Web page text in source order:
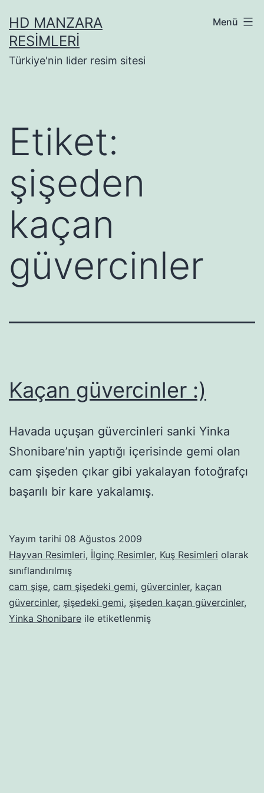
geçHD MANZARA
RESIMLERI
Türkiye'nin lider resim sitesi
Menü
Etiket:
şişeden
kaçan
güvercinler
Kaçan güvercinler :)
Havada uçuşan güvercinleri sanki Yinka
Shonibare’nin yaptığı içerisinde gemi olan
cam şişeden çıkar gibi yakalayan fotoğrafçı
başarılı bir kare yakalamış.
Yayım tarihi 08 Ağustos 2009
Hayvan Resimleri, İlginç Resimler, Kuş Resimleri olarak
sınıflandırılmış
cam şişe, cam şişedeki gemi, güvercinler, kaçan
güvercinler, şişedeki gemi, şişeden kaçan güvercinler,
Yinka Shonibare ile etiketlenmiş